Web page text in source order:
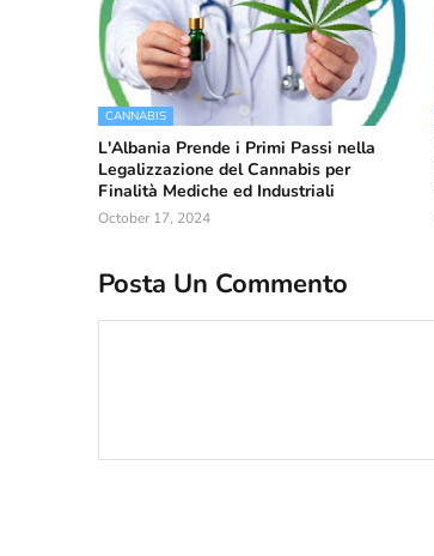
CANNABIS
L'Albania Prende i Primi Passi nella
Legalizzazione del Cannabis per
Finalità Mediche ed Industriali
October 17, 2024
Posta Un Commento